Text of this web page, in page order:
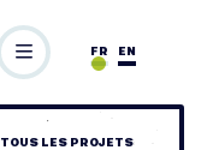
EN
FR
TOUS LES PROJETS